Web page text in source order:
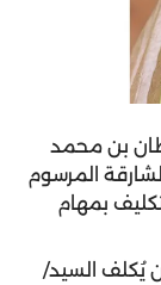
بن محمد
المرسوم
بشأن التكليف بمهام
يُكلف السيد/